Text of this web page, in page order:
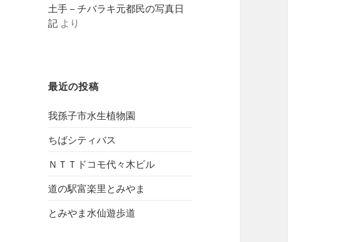
土手 – チバラキ元都民の写真日
記 より
最近の投稿
我孫子市水生植物園
ちばシティバス
ＮＴＴドコモ代々木ビル
道の駅富楽里とみやま
とみやま水仙遊歩道